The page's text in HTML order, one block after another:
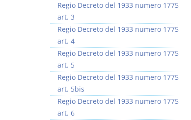
Regio Decreto del 1933 numero 1775
art. 3
Regio Decreto del 1933 numero 1775
art. 4
Regio Decreto del 1933 numero 1775
art. 5
Regio Decreto del 1933 numero 1775
art. 5bis
Regio Decreto del 1933 numero 1775
art. 6